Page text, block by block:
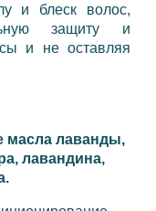
и блеск волос,
защиту и
и не оставляя
масла лаванды,
лавандина,